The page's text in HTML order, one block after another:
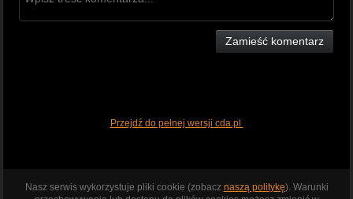
Zamieść komentarz
Przejdź do pełnej wersji cda.pl
Nasz serwis wykorzystuje pliki cookie (zobacz naszą politykę). Warunki